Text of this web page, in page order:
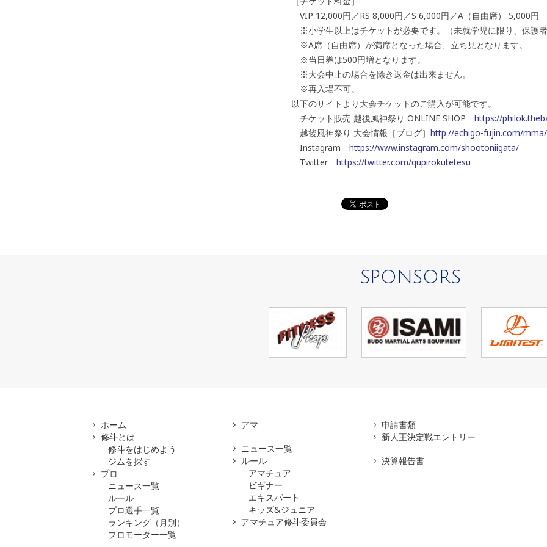
VIP 12,000円／RS 8,000円／S 6,000円／A（自由席） 5,000円
※小学生以上はチケットが必要です。（未就学児に限り、保護
※A席（自由席）が満席となった場合、立ち見となります。
※当日券は500円増となります。
※大会中止の場合を除き返金は出来ません。
※再入場不可。
以下のサイトより大会チケットのご購入が可能です。
チケット販売 越後風神祭り ONLINE SHOP https://
越後風神祭り 大会情報［ブログ］ http://echigo-fujin.com/mma/
Instagram https://www.instagram.com/shootoniigata/
Twitter https://twitter.com/qupirokutetesu
SPONSORS
ホーム
修斗とは
修斗をはじめよう
ジムを探す
プロ
ニュース一覧
ルール
プロ選手一覧
ランキング（月別）
プロモーター一覧
アマ
ニュース一覧
ルール
アマチュア
ビギナー
エキスパート
キッズ&ジュニア
アマチュア修斗委員会
申請書類
新人王決定戦エントリー
決算報告書